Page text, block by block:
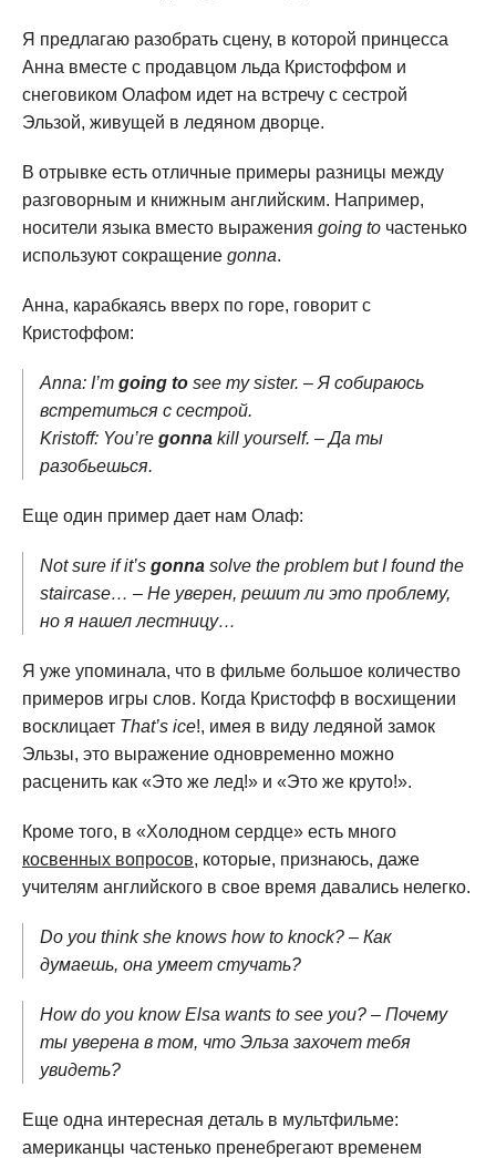
Я предлагаю разобрать сцену, в которой принцесса
Анна вместе с продавцом льда Кристоффом и
снеговиком Олафом идет на встречу с сестрой
Эльзой, живущей в ледяном дворце.
В отрывке есть отличные примеры разницы между
разговорным и книжным английским. Например,
носители языка вместо выражения going to частенько
используют сокращение gonna.
Анна, карабкаясь вверх по горе, говорит с
Кристоффом:
Anna: I’m going to see my sister. – Я собираюсь
встретиться с сестрой.
Kristoff: You’re gonna kill yourself. – Да ты
разобьешься.
Еще один пример дает нам Олаф:
Not sure if it’s gonna solve the problem but I found the
staircase… – Не уверен, решит ли это проблему,
но я нашел лестницу…
Я уже упоминала, что в фильме большое количество
примеров игры слов. Когда Кристофф в восхищении
восклицает That’s ice!, имея в виду ледяной замок
Эльзы, это выражение одновременно можно
расценить как «Это же лед!» и «Это же круто!».
Кроме того, в «Холодном сердце» есть много
косвенных вопросов, которые, признаюсь, даже
учителям английского в свое время давались нелегко.
Do you think she knows how to knock? – Как
думаешь, она умеет стучать?
How do you know Elsa wants to see you? – Почему
ты уверена в том, что Эльза захочет тебя
увидеть?
Еще одна интересная деталь в мультфильме:
американцы частенько пренебрегают временем